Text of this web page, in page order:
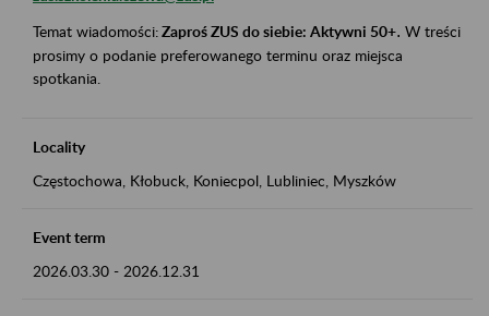
Temat wiadomości:Zaproś ZUS do siebie: Aktywni 50+. W treści
prosimy o podanie preferowanego terminu oraz miejsca
spotkania.
Locality
Częstochowa, Kłobuck, Koniecpol, Lubliniec, Myszków
Event term
2026.03.30 - 2026.12.31